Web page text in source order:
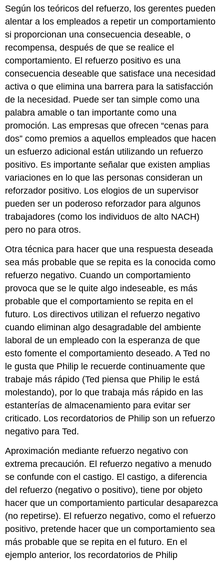
Según los teóricos del refuerzo, los gerentes pueden
alentar a los empleados a repetir un comportamiento
si proporcionan una consecuencia deseable, o
recompensa, después de que se realice el
comportamiento. El refuerzo positivo es una
consecuencia deseable que satisface una necesidad
activa o que elimina una barrera para la satisfacción
de la necesidad. Puede ser tan simple como una
palabra amable o tan importante como una
promoción. Las empresas que ofrecen “cenas para
dos” como premios a aquellos empleados que hacen
un esfuerzo adicional están utilizando un refuerzo
positivo. Es importante señalar que existen amplias
variaciones en lo que las personas consideran un
reforzador positivo. Los elogios de un supervisor
pueden ser un poderoso reforzador para algunos
trabajadores (como los individuos de alto NACH)
pero no para otros.
Otra técnica para hacer que una respuesta deseada
sea más probable que se repita es la conocida como
refuerzo negativo. Cuando un comportamiento
provoca que se le quite algo indeseable, es más
probable que el comportamiento se repita en el
futuro. Los directivos utilizan el refuerzo negativo
cuando eliminan algo desagradable del ambiente
laboral de un empleado con la esperanza de que
esto fomente el comportamiento deseado. A Ted no
le gusta que Philip le recuerde continuamente que
trabaje más rápido (Ted piensa que Philip le está
molestando), por lo que trabaja más rápido en las
estanterías de almacenamiento para evitar ser
criticado. Los recordatorios de Philip son un refuerzo
negativo para Ted.
Aproximación mediante refuerzo negativo con
extrema precaución. El refuerzo negativo a menudo
se confunde con el castigo. El castigo, a diferencia
del refuerzo (negativo o positivo), tiene por objeto
hacer que un comportamiento particular desaparezca
(no repetirse). El refuerzo negativo, como el refuerzo
positivo, pretende hacer que un comportamiento sea
más probable que se repita en el futuro. En el
ejemplo anterior, los recordatorios de Philip